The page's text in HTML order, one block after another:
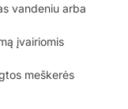
vandeniu arba
įvairiomis
meškerės